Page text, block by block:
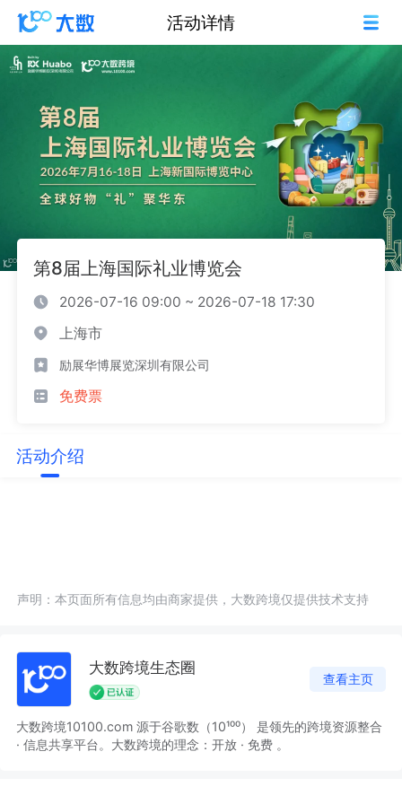
活动详情
第8届上海国际礼业博览会
2026-07-16 09:00 ~ 2026-07-18 17:30
上海市
励展华博展览深圳有限公司
免费票
活动介绍
声明：本页面所有信息均由商家提供，大数跨境仅提供技术支持
大数跨境生态圈
查看主页
大数跨境10100.com 源于谷歌数（10¹⁰⁰） 是领先的跨境资源整合
· 信息共享平台。大数跨境的理念：开放 · 免费 。